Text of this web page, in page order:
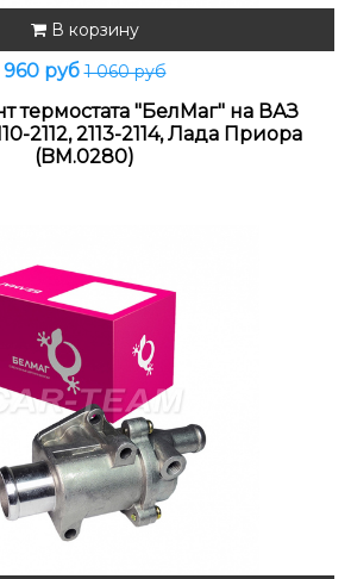
В корзину
960 руб1 060 руб
термостата "БелМаг" на ВАЗ
2112, 2113-2114, Лада Приора
(BM.0280)